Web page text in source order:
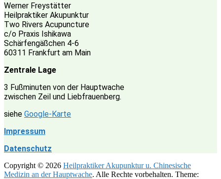
Werner Freystätter
Heilpraktiker Akupunktur
Two Rivers Acupuncture
c/o Praxis Ishikawa
Schärfengäßchen 4-6
60311 Frankfurt am Main
Zentrale Lage
3 Fußminuten von der Hauptwache
zwischen Zeil und Liebfrauenberg.
siehe Google-Karte
Impressum
Datenschutz
Copyright © 2026 Heilpraktiker Akupunktur u. Chinesische
Medizin an der Hauptwache. Alle Rechte vorbehalten. Theme: